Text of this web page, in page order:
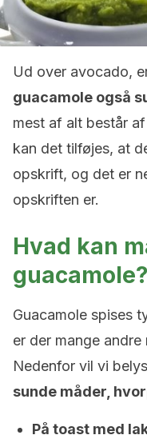
Ud over avocado,
guacamole også
mest af alt består
kan det tilføjes, at
opskrift, og det er
opskriften er.
Hvad kan
guacamole?
Guacamole spises
er der mange
Nedenfor vil vi
sunde måder,
På toast med